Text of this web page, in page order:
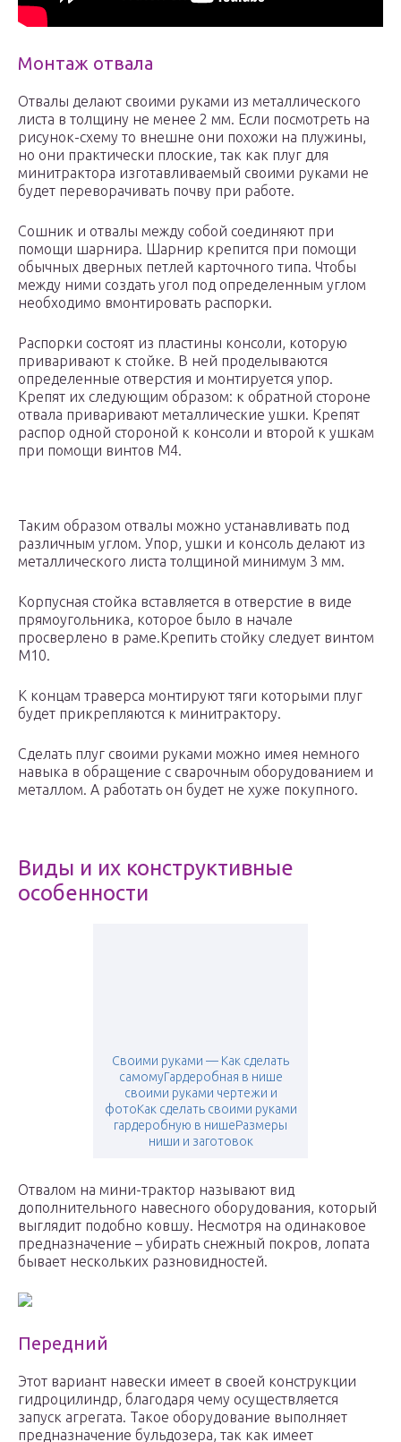
Монтаж отвала
Отвалы делают своими руками из металлического
листа в толщину не менее 2 мм. Если посмотреть на
рисунок-схему то внешне они похожи на плужины,
но они практически плоские, так как плуг для
минитрактора изготавливаемый своими руками не
будет переворачивать почву при работе.
Сошник и отвалы между собой соединяют при
помощи шарнира. Шарнир крепится при помощи
обычных дверных петлей карточного типа. Чтобы
между ними создать угол под определенным углом
необходимо вмонтировать распорки.
Распорки состоят из пластины консоли, которую
приваривают к стойке. В ней проделываются
определенные отверстия и монтируется упор.
Крепят их следующим образом: к обратной стороне
отвала приваривают металлические ушки. Крепят
распор одной стороной к консоли и второй к ушкам
при помощи винтов М4.
Таким образом отвалы можно устанавливать под
различным углом. Упор, ушки и консоль делают из
металлического листа толщиной минимум 3 мм.
Корпусная стойка вставляется в отверстие в виде
прямоугольника, которое было в начале
просверлено в раме.Крепить стойку следует винтом
М10.
К концам траверса монтируют тяги которыми плуг
будет прикрепляются к минитрактору.
Сделать плуг своими руками можно имея немного
навыка в обращение с сварочным оборудованием и
металлом. А работать он будет не хуже покупного.
Виды и их конструктивные
особенности
Своими руками — Как сделать
самомуГардеробная в нише
своими руками чертежи и
фотоКак сделать своими руками
гардеробную в нишеРазмеры
ниши и заготовок
Отвалом на мини-трактор называют вид
дополнительного навесного оборудования, который
выглядит подобно ковшу. Несмотря на одинаковое
предназначение – убирать снежный покров, лопата
бывает нескольких разновидностей.
Передний
Этот вариант навески имеет в своей конструкции
гидроцилиндр, благодаря чему осуществляется
запуск агрегата. Такое оборудование выполняет
предназначение бульдозера, так как имеет